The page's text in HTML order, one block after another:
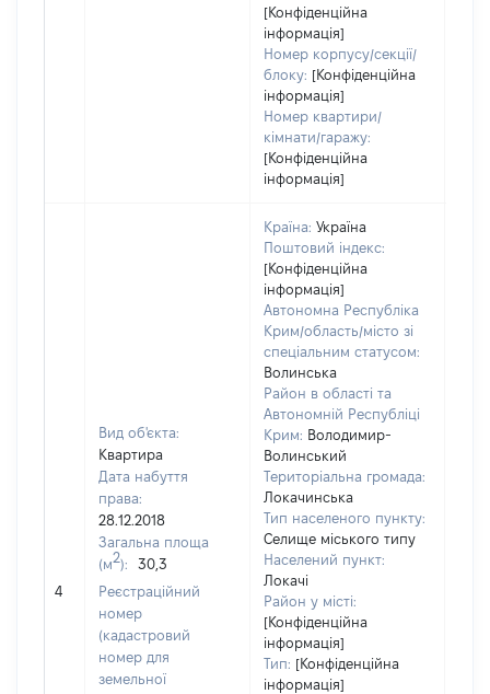
[Конфіденційна
інформація]
Номер корпусу/секції/
блоку: [Конфіденційна
інформація]
Номер квартири/
кімнати/гаражу:
[Конфіденційна
інформація]
4
Вид об'єкта:
Квартира
Дата набуття
права:
28.12.2018
Загальна площа
(м2):
30,3
Реєстраційний
номер
(кадастровий
номер для
земельної
Країна: Україна
Поштовий індекс:
[Конфіденційна
інформація]
Автономна Республіка
Крим/область/місто зі
спеціальним статусом:
Волинська
Район в області та
Автономній Республіці
Крим: Володимир-
Волинський
Територіальна громада:
Локачинська
Тип населеного пункту:
Селище міського типу
Населений пункт:
Локачі
Район у місті:
[Конфіденційна
інформація]
Тип: [Конфіденційна
інформація]